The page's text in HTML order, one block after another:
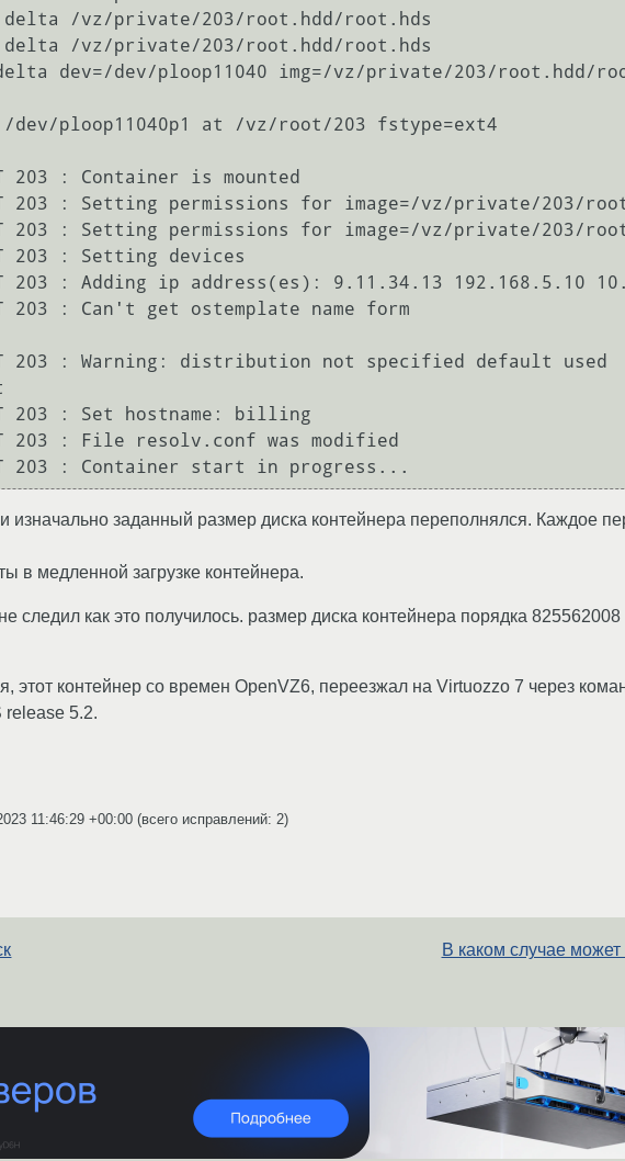
delta /vz/private/203/root.hdd/root.hds
delta /vz/private/203/root.hdd/root.hds
dev=/dev/ploop11040 img=/vz/private/203/root.hdd/
/dev/ploop11040p1 at /vz/root/203 fstype=ext4
203 : Container is mounted
203 : Setting permissions for image=/vz/private/203/
203 : Setting permissions for image=/vz/private/203/
203 : Setting devices
203 : Adding ip address(es): 9.11.34.13 192.168.5.10
203 : Can't get ostemplate name form
203 : Warning: distribution not specified default used
203 : Set hostname: billing
203 : File resolv.conf was modified
изначально заданный размер диска контейнера переполнялся. Каждое
в медленной загрузке контейнера.
следил как это получилось. размер диска контейнера порядка 825562008
этот контейнер со времен OpenVZ6, переезжал на Virtuozzo 7 через
release 5.2.
11:46:29 +00:00 (всего исправлений: 2)
В каком случае